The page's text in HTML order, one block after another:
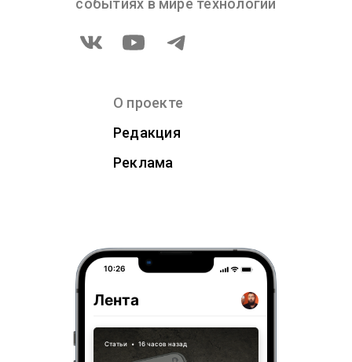
событиях в мире технологий
О проекте
Редакция
Реклама
10:26
Лента
Статьи • 16 часов назад